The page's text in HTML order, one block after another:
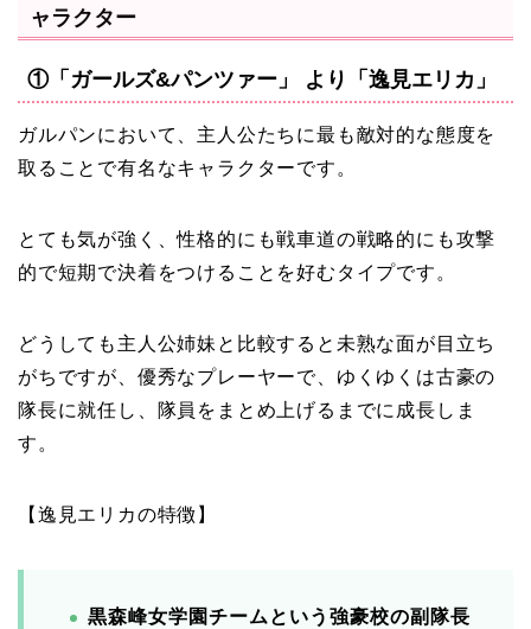
ャラクター
①「ガールズ&パンツァー」 より「逸見エリカ」
ガルパンにおいて、主人公たちに最も敵対的な態度を
取ることで有名なキャラクターです。
とても気が強く、性格的にも戦車道の戦略的にも攻撃
的で短期で決着をつけることを好むタイプです。
どうしても主人公姉妹と比較すると未熟な面が目立ち
がちですが、優秀なプレーヤーで、ゆくゆくは古豪の
隊長に就任し、隊員をまとめ上げるまでに成長しま
す。
【逸見エリカの特徴】
黒森峰女学園チームという強豪校の副隊長